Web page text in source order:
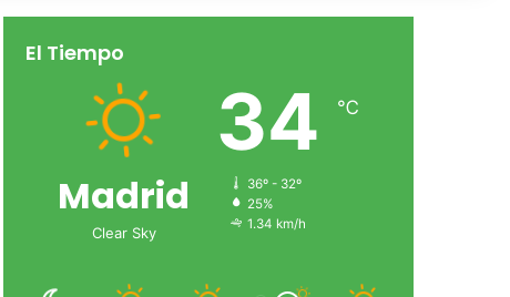
El Tiempo
Madrid
Clear Sky
34 ℃
36º - 32º
25%
1.34 km/h